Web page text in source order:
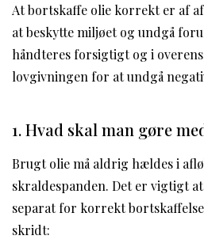
At bortskaffe olie korrekt er af
at beskytte miljøet og undgå
håndteres forsigtigt og i
lovgivningen for at undgå
1. Hvad skal man gøre
Brugt olie må aldrig hældes i
skraldespanden. Det er vigtigt
separat for korrekt
skridt: